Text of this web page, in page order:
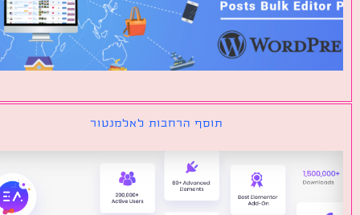
תוסף הרחבות לאלמנטור